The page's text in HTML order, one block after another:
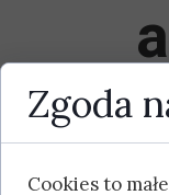
Zgoda
Cookies to